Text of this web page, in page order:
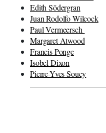
Edith Södergran
Juan Rodolfo Wilcock
Paul Vermeersch
Margaret Atwood
Francis Ponge
Isobel Dixon
Pierre-Yves Soucy